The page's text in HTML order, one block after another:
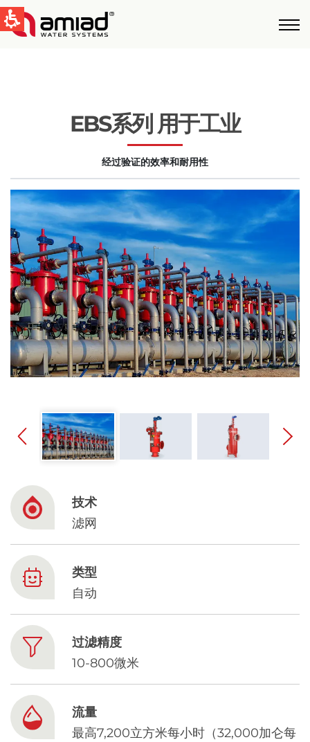
Global
English
United States
English
Australia
English
Spain & LATAM
Spanish
Russia
France
French
Based on your current location, we recommend
this Amiad website for you
North America
EBS系列 用于工业
经过验证的效率和耐用性
技术
滤网
类型
自动
过滤精度
10-800微米
流量
最高7,200立方米每小时（32,000加仑每